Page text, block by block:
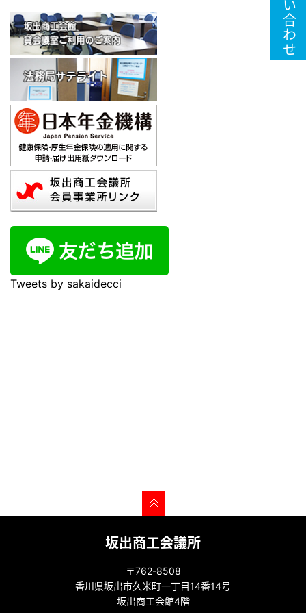
Tweets by sakaidecci
坂出商工会議所
〒762-8508
香川県坂出市久米町一丁目14番14号
坂出商工会館4階